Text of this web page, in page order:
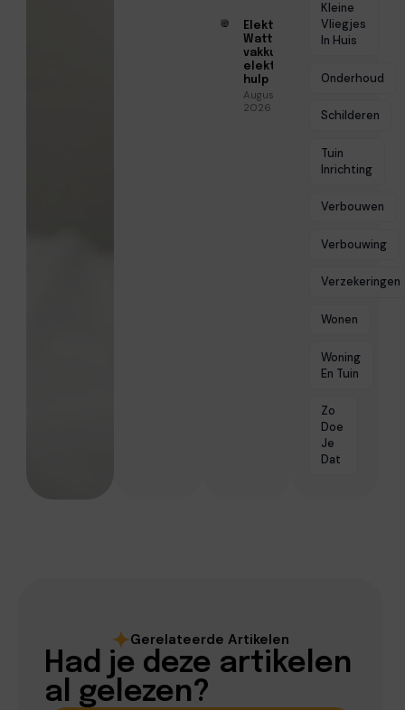
Elektricien
Watt voor
vakkundige
elektrische
hulp
Augustus 5,
2026
Kleine
Vliegjes
In Huis
Onderhoud
Schilderen
Tuin
Inrichting
Verbouwen
Verbouwing
Verzekeringen
Wonen
Woning
En Tuin
Zo
Doe
Je
Dat
Gerelateerde Artikelen
Had je deze artikelen
al gelezen?